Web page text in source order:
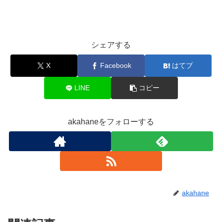
シェアする
X Facebook はてブ
LINE コピー
akahaneをフォローする
akahane